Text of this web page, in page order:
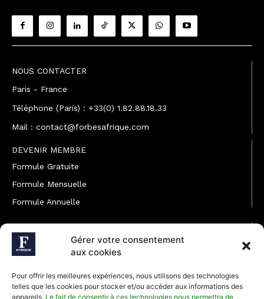
Gérer votre consentement
aux cookies
Pour offrir les meilleures expériences, nous utilisons des technologies
telles que les cookies pour stocker et/ou accéder aux informations des
appareils. Le fait de consentir à ces technologies nous permettra de
NOUS CONTACTER
Paris - France
Téléphone (Paris) : +33(0) 1.82.88.18.33
Mail : contact@forbesafrique.com
DEVENIR MEMBRE
Formule Gratuite
Formule Mensuelle
Formule Annuelle
JOINDRE L'ÉQUIPE
Rédaction
Développement commercial